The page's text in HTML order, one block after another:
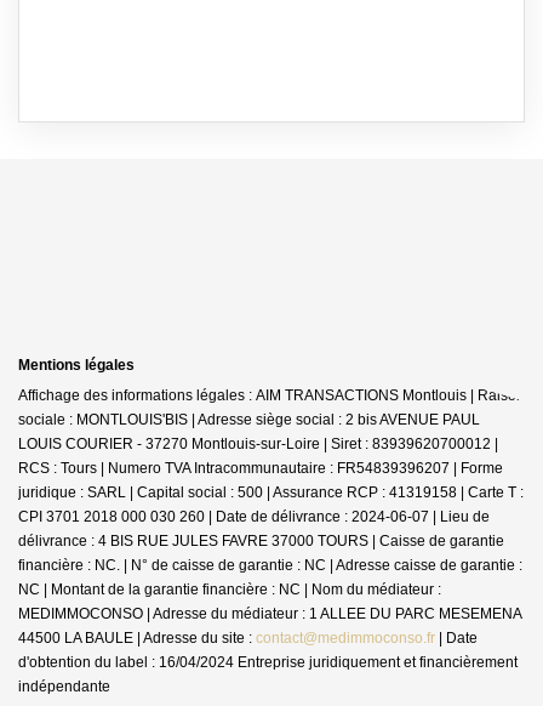
Mentions légales
Affichage des informations légales : AIM TRANSACTIONS Montlouis | Raison
sociale : MONTLOUIS'BIS | Adresse siège social : 2 bis AVENUE PAUL
LOUIS COURIER - 37270 Montlouis-sur-Loire | Siret : 83939620700012 |
RCS : Tours | Numero TVA Intracommunautaire : FR54839396207 | Forme
juridique : SARL | Capital social : 500 | Assurance RCP : 41319158 | Carte T :
CPI 3701 2018 000 030 260 | Date de délivrance : 2024-06-07 | Lieu de
délivrance : 4 BIS RUE JULES FAVRE 37000 TOURS | Caisse de garantie
financière : NC. | N° de caisse de garantie : NC | Adresse caisse de garantie :
NC | Montant de la garantie financière : NC | Nom du médiateur :
MEDIMMOCONSO | Adresse du médiateur : 1 ALLEE DU PARC MESEMENA
44500 LA BAULE | Adresse du site : contact@medimmoconso.fr | Date
d'obtention du label : 16/04/2024 Entreprise juridiquement et financièrement
indépendante